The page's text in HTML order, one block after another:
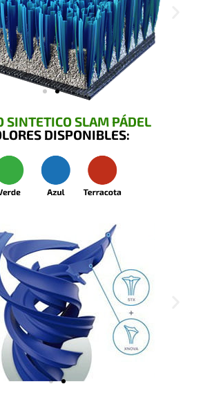
SINTETICO SLAM PÁDEL
DISPONIBLES: